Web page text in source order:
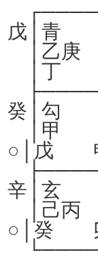
戊│青
│乙
│丁
癸│
│
○│戊
辛│玄
│己
○│癸